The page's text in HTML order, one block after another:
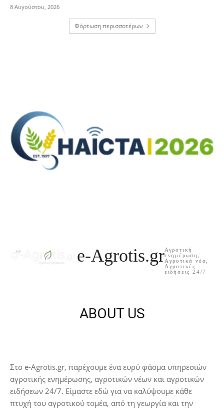
8 Αυγούστου, 2026
Φόρτωση περισσοτέρων
e-Agrotis.grΑγροτική
ενημέρωση,
Aγροτικά νέα,
Aγροτικές
ειδήσεις 24/7
ABOUT US
Στο e-Agrotis.gr, παρέχουμε ένα ευρύ φάσμα υπηρεσιών
αγροτικής ενημέρωσης, αγροτικών νέων και αγροτικών
ειδήσεων 24/7. Είμαστε εδώ για να καλύψουμε κάθε
πτυχή του αγροτικού τομέα, από τη γεωργία και την